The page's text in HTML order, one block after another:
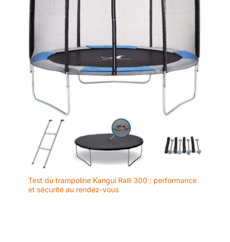
Test du trampoline Kangui Ralli 300 : performance
et sécurité au rendez-vous